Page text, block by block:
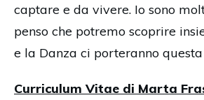
captare e da vivere. Io sono
penso che potremo scoprire
e la Danza ci porteranno
Curriculum Vitae di Marta